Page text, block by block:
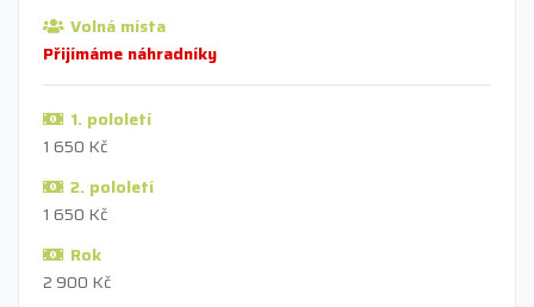
Volná místa
Přijímáme náhradníky
1. pololetí
1 650 Kč
2. pololetí
1 650 Kč
Rok
2 900 Kč